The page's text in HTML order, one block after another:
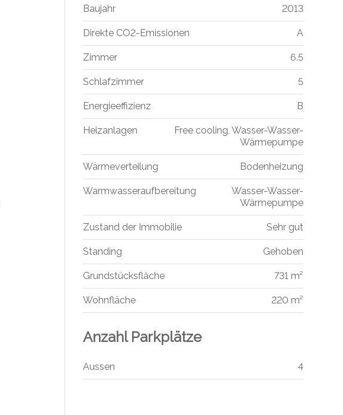
Baujahr 2013
Direkte CO2-Emissionen A
Zimmer 6.5
Schlafzimmer 5
Energieeffizienz B
Heizanlagen
Free cooling, Wasser-Wasser-
Wärmepumpe
Wärmeverteilung Bodenheizung
Warmwasseraufbereitung
Wasser-Wasser-
Wärmepumpe
Zustand der Immobilie Sehr gut
Standing Gehoben
Grundstücksfläche 731 m²
Wohnfläche 220 m²
Anzahl Parkplätze
Aussen 4